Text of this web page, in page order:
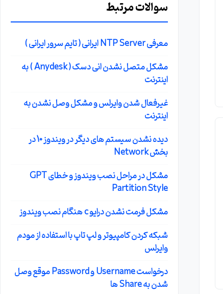
سوالات مرتبط
معرفی NTP Server ایرانی ( تایم سرور ایرانی )
مشکل متصل نشدن انی دسک ( Anydesk ) به
اینترنت
غیرفعال شدن وایرلس و مشکل وصل نشدن به
اینترنت
دیده نشدن سیستم های دیگر در ویندوز 10 در
بخش Network
مشکل در مراحل نصب ویندوز و خطای GPT
Partition Style
مشکل فرمت نشدن درایو c هنگام نصب ویندوز
شبکه کردن کامپیوتر و لپ تاپ با استفاده از مودم
وایرلس
درخواست Username و Password موقع وصل
شدن به Share ها